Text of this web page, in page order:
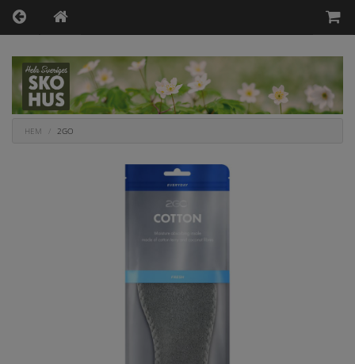
HEM 2GO